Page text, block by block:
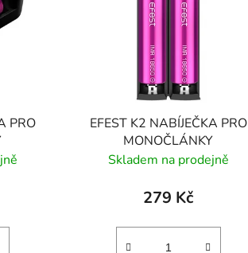
k
PRO
EFEST K2 NABÍJEČKA PRO
MONOČLÁNKY
Skladem na prodejně
279 Kč